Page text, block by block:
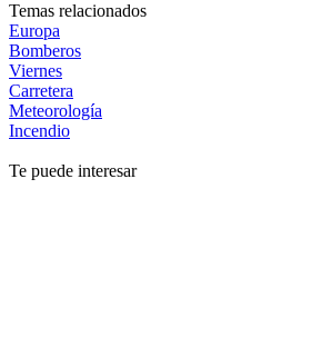
Temas relacionados
Europa
Bomberos
Viernes
Carretera
Meteorología
Incendio
Te puede interesar